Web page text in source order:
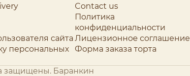
сайта
персональных
Contact us
Политика
конфиденциальности
Лицензионное соглашение
Форма заказа торта
защищены. Баранкин